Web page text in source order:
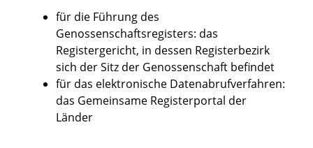
für die Führung des
Genossenschaftsregisters: das
Registergericht, in dessen Registerbezirk
sich der Sitz der Genossenschaft befindet
für das elektronische Datenabrufverfahren:
das Gemeinsame Registerportal der
Länder